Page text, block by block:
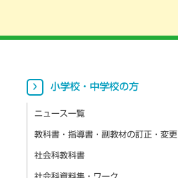
小学校・中学校の方
ニュース一覧
教科書・指導書・副教材の訂正・変更
社会科教科書
社会科資料集・ワーク